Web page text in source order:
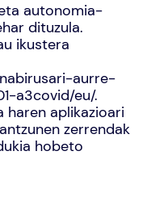
autonomia-
dituzula.
ikustera
aurre-
a3covid/eu/.
haren aplikazioari
zerrendak
hobeto